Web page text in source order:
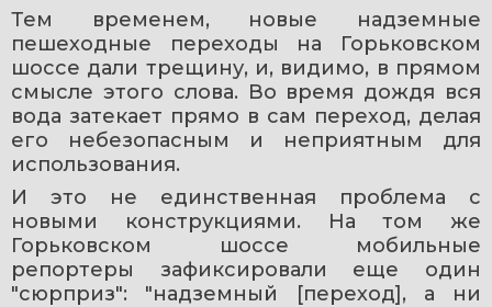
Тем временем, новые надземные
пешеходные переходы на Горьковском
шоссе дали трещину, и, видимо, в прямом
смысле этого слова. Во время дождя вся
вода затекает прямо в сам переход, делая
его небезопасным и неприятным для
использования.
И это не единственная проблема с
новыми конструкциями. На том же
Горьковском шоссе мобильные
репортеры зафиксировали еще один
"сюрприз": "надземный [переход], а ни